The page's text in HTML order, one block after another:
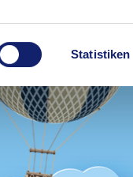
Statistiken